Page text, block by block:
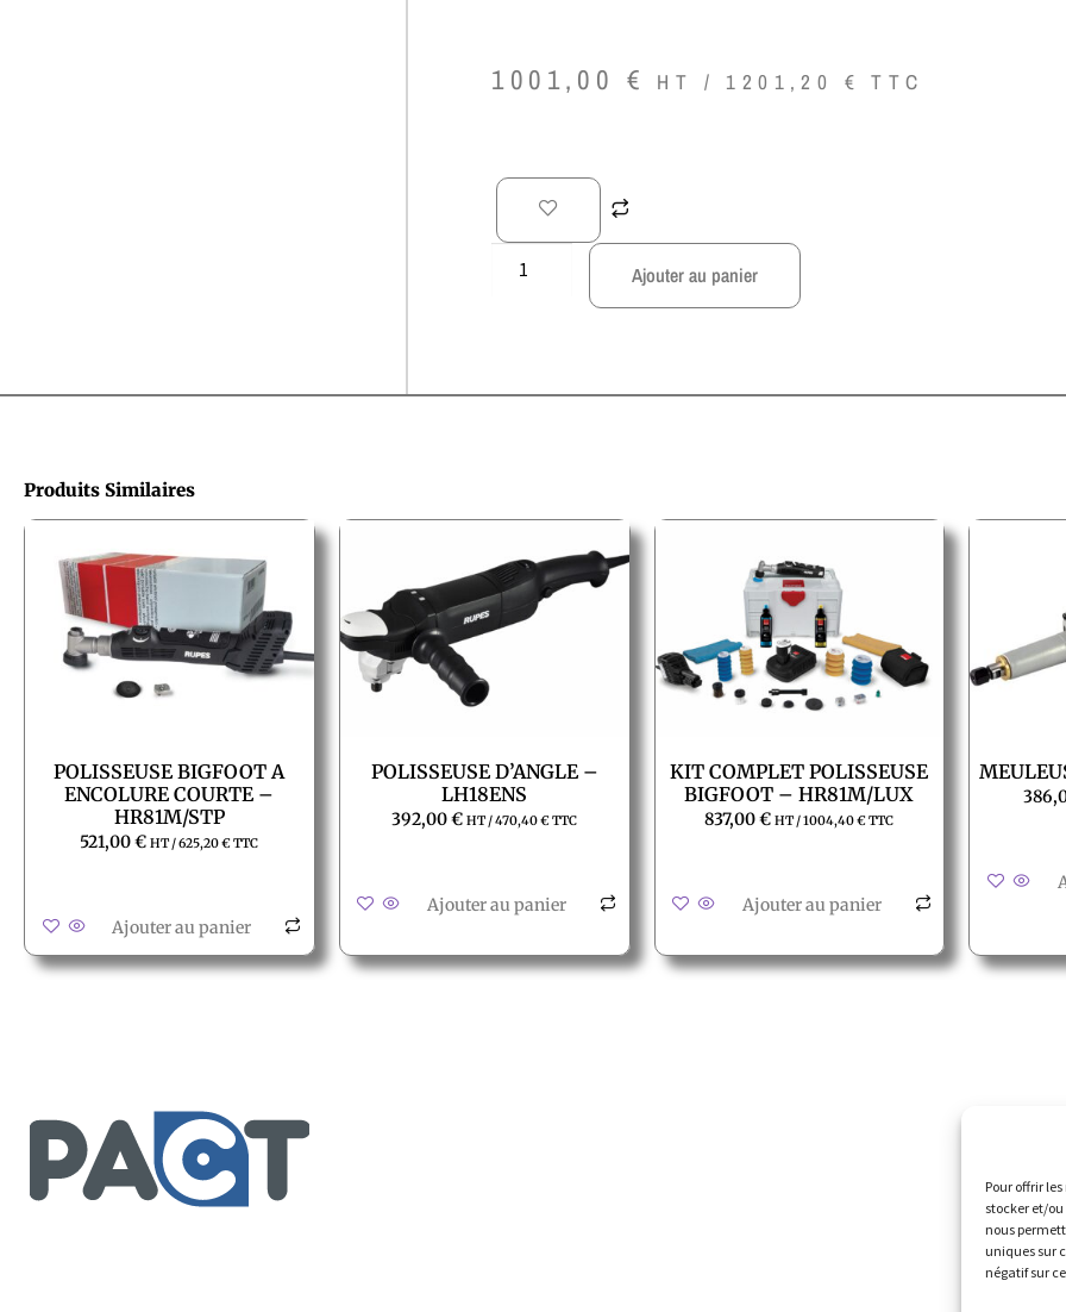
Pour offrir
stocker et/
nous
uniques sur
négatif sur
1001,00 € HT / 1201,20 € TTC
Ajouter au panier
Produits Similaires
POLISSEUSE BIGFOOT A
ENCOLURE COURTE –
HR81M/STP
521,00€ HT /625,20€TTC
Ajouter au panier
POLISSEUSE D’ANGLE –
LH18ENS
392,00€ HT /470,40€TTC
Ajouter au panier
KIT COMPLET POLISSEUSE
BIGFOOT – HR81M/LUX
837,00€ HT /1004,40€TTC
Ajouter au panier